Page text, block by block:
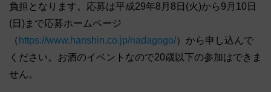
負担となります。応募は平成29年8月8日(火)から9月10日
(日)まで応募ホームページ
（ https://www.hanshin.co.jp/nadagogo/）から申し込んで
ください。お酒のイベントなので20歳以下の参加はできま
せん。